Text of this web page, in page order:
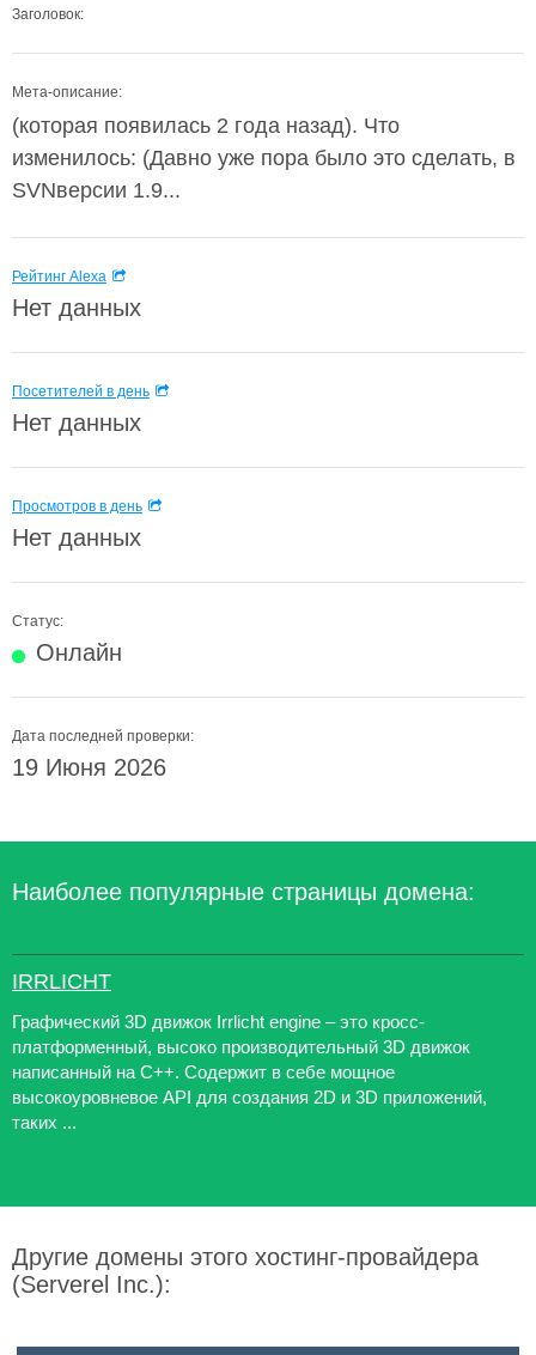
Заголовок:
Мета-описание:
(которая появилась 2 года назад). Что
изменилось: (Давно уже пора было это сделать, в
SVNверсии 1.9...
Рейтинг Alexa
Нет данных
Посетителей в день
Нет данных
Просмотров в день
Нет данных
Статус:
Онлайн
Дата последней проверки:
19 Июня 2026
Наиболее популярные страницы домена:
IRRLICHT
Графический 3D движок Irrlicht engine – это кросс-
платформенный, высоко производительный 3D движок
написанный на C++. Содержит в себе мощное
высокоуровневое API для создания 2D и 3D приложений,
таких ...
Другие домены этого хостинг-провайдера
(Serverel Inc.):